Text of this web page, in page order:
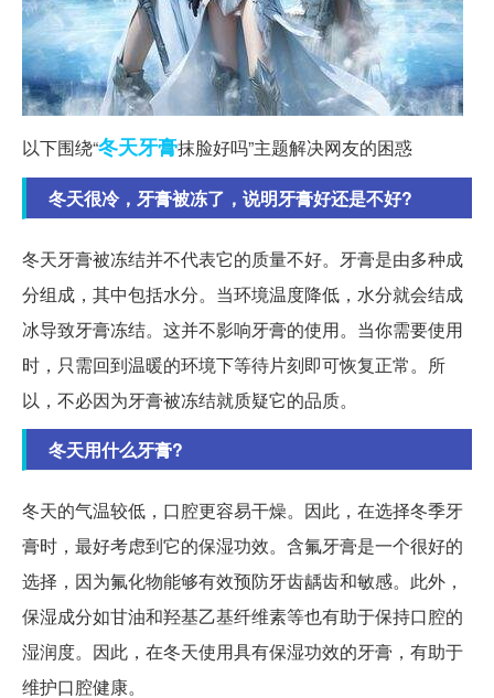
以下围绕“冬天牙膏抹脸好吗”主题解决网友的困惑
冬天很冷，牙膏被冻了，说明牙膏好还是不好?
冬天牙膏被冻结并不代表它的质量不好。牙膏是由多种成
分组成，其中包括水分。当环境温度降低，水分就会结成
冰导致牙膏冻结。这并不影响牙膏的使用。当你需要使用
时，只需回到温暖的环境下等待片刻即可恢复正常。所
以，不必因为牙膏被冻结就质疑它的品质。
冬天用什么牙膏?
冬天的气温较低，口腔更容易干燥。因此，在选择冬季牙
膏时，最好考虑到它的保湿功效。含氟牙膏是一个很好的
选择，因为氟化物能够有效预防牙齿龋齿和敏感。此外，
保湿成分如甘油和羟基乙基纤维素等也有助于保持口腔的
湿润度。因此，在冬天使用具有保湿功效的牙膏，有助于
维护口腔健康。